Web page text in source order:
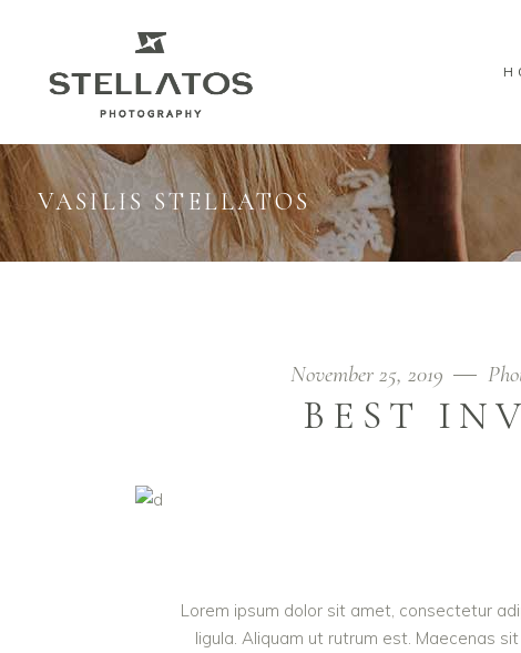
VASILIS STELLATOS
November 25, 2019
BEST
Lorem ipsum dolor sit amet, consectetur
ligula. Aliquam ut rutrum est. Maecenas